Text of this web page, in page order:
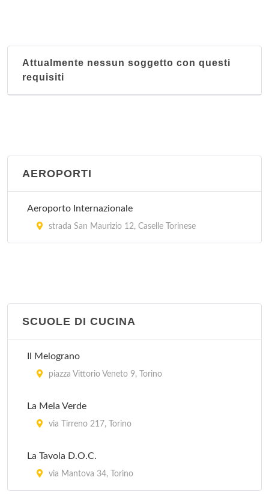
Attualmente nessun soggetto con questi
requisiti
AEROPORTI
Aeroporto Internazionale
strada San Maurizio 12, Caselle Torinese
SCUOLE DI CUCINA
Il Melograno
piazza Vittorio Veneto 9, Torino
La Mela Verde
via Tirreno 217, Torino
La Tavola D.O.C.
via Mantova 34, Torino